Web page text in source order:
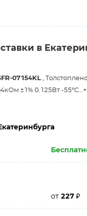
в
07154KL ,
±1% 0.125Вт -
от 227 ₽